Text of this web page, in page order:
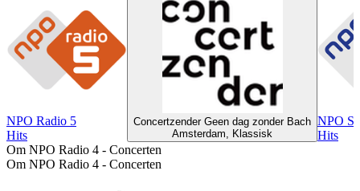
NPO Radio 5
Hits
Concertzender Geen dag zonder Bach
Amsterdam, Klassisk
NPO
Hits
Om NPO Radio 4 - Concerten
Om NPO Radio 4 - Concerten